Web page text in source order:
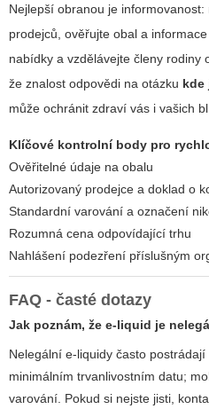
Nejlepší obranou je
prodejců, ověřujte obal a
nabídky a vzdělávejte členy rodiny
že znalost odpovědi na otázku kde
může ochránit zdraví vás i vašich
Klíčové kontrolní body pro
Ověřitelné údaje na obalu
Autorizovaný prodejce a doklad o
Standardní varování a označení
Rozumná cena odpovídající trhu
Nahlášení podezření příslušným
FAQ - časté dotazy
Jak poznám, že e-liquid je
Nelegální e-liquidy často
minimálním trvanlivostním datu;
varování. Pokud si nejste jisti,